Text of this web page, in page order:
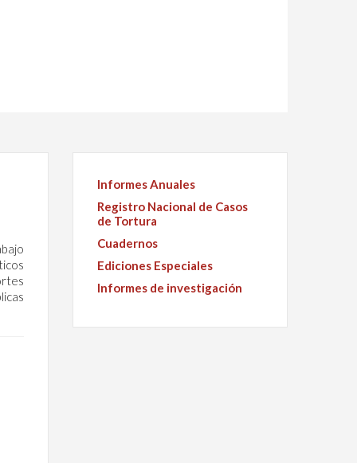
Informes Anuales
Registro Nacional de Casos
de Tortura
Cuadernos
Ediciones Especiales
Informes de investigación